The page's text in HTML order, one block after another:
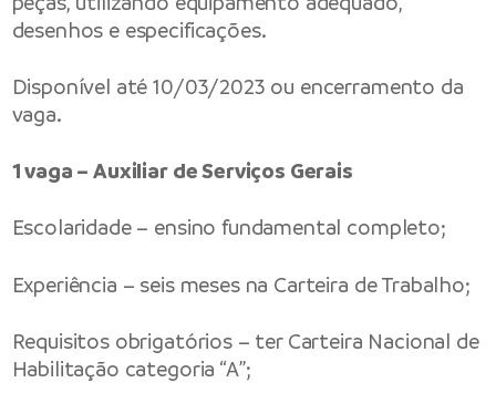
desenhos e especificações.
Disponível até 10/03/2023 ou encerramento da
vaga.
1 vaga – Auxiliar de Serviços Gerais
Escolaridade – ensino fundamental completo;
Experiência – seis meses na Carteira de Trabalho;
Requisitos obrigatórios – ter Carteira Nacional de
Habilitação categoria “A”;